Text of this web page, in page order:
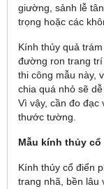
giường, sảnh lễ
trọng hoặc các
Kính thủy quả
đường ron trang
thi công mẫu này,
chia quá nhỏ sẽ
Vì vậy, cần đo
thước tường.
Mẫu kính thủy cổ
Kính thủy cổ điển
trang nhã, bền lâu